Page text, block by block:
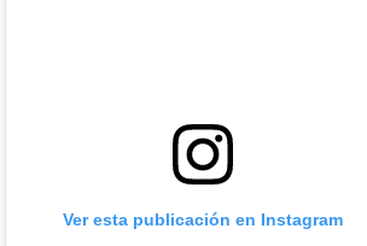
Ver esta publicación en Instagram